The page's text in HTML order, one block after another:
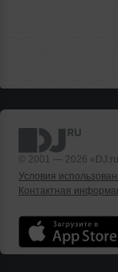
© 2001 — 2026
Условия
Контактная